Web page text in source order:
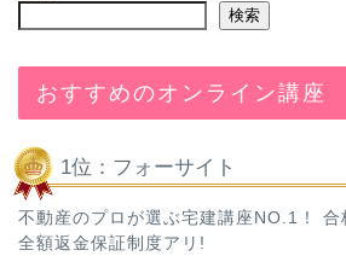
検索
おすすめのオンライン講座
1位：フォーサイト
不動産のプロが選ぶ宅建講座NO.1！ 合
全額返金保証制度アリ!